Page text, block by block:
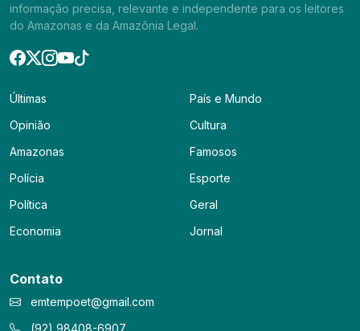
informação precisa, relevante e independente para os leitores
do Amazonas e da Amazônia Legal.
Últimas
Opinião
Amazonas
Polícia
Política
Economia
País e Mundo
Cultura
Famosos
Esporte
Geral
Jornal
Contato
emtempoet@gmail.com
(92) 98408-6907